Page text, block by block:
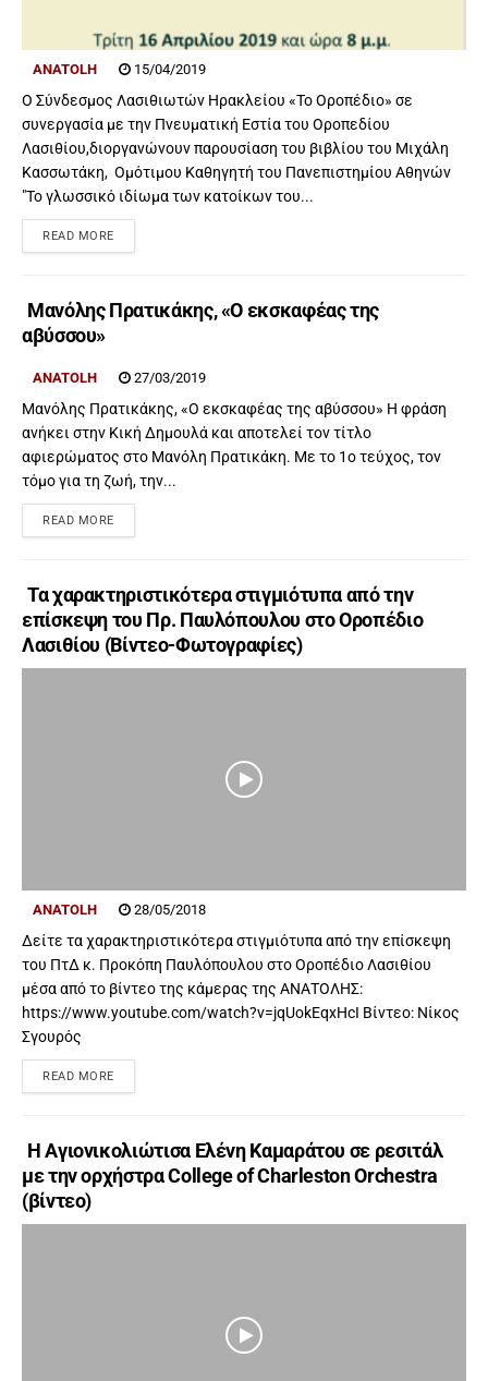
ANATOLH 15/04/2019
O Σύνδεσμος Λασιθιωτών Ηρακλείου «Το Οροπέδιο» σε
συνεργασία με την Πνευματική Εστία του Οροπεδίου
Λασιθίου,διοργανώνουν παρουσίαση του βιβλίου του Μιχάλη
Κασσωτάκη, Ομότιμου Καθηγητή του Πανεπιστημίου Αθηνών
"Το γλωσσικό ιδίωμα των κατοίκων του...
READ MORE
Μανόλης Πρατικάκης, «Ο εκσκαφέας της
αβύσσου»
ANATOLH 27/03/2019
Μανόλης Πρατικάκης, «Ο εκσκαφέας της αβύσσου» Η φράση
ανήκει στην Κική Δημουλά και αποτελεί τον τίτλο
αφιερώματος στο Μανόλη Πρατικάκη. Με το 1ο τεύχος, τον
τόμο για τη ζωή, την...
READ MORE
Τα χαρακτηριστικότερα στιγμιότυπα από την
επίσκεψη του Πρ. Παυλόπουλου στο Οροπέδιο
Λασιθίου (Βίντεο-Φωτογραφίες)
ANATOLH 28/05/2018
Δείτε τα χαρακτηριστικότερα στιγμιότυπα από την επίσκεψη
του ΠτΔ κ. Προκόπη Παυλόπουλου στο Οροπέδιο Λασιθίου
μέσα από το βίντεο της κάμερας της ΑΝΑΤΟΛΗΣ:
https://www.youtube.com/watch?v=jqUokEqxHcI Βίντεο: Νίκος
Σγουρός
READ MORE
Η Αγιονικολιώτισα Ελένη Καμαράτου σε ρεσιτάλ
με την ορχήστρα College of Charleston Orchestra
(βίντεο)